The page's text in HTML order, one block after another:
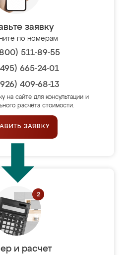
заявку
по номерам
511-89-55
665-24-01
409-68-13
на сайте для консультации и
расчёта стоимости.
ЗАЯВКУ
и расчет